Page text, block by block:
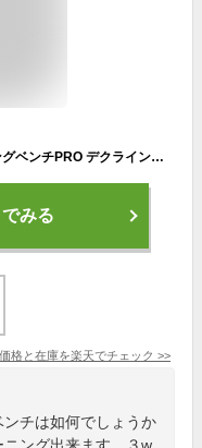
◆08/20 まで13,800 円◆ 3WAYトレーニングベンチPRO デクラインベンチ インクラインベンチ フラットベンチ ダンベル トレーニング ベンチ ベンチプレス ベンチプレス台 ホームジム マルチポジションベンチ トレーニングマシン
みる
価格と在庫を楽天でチェック >>
チは如何でしょうか